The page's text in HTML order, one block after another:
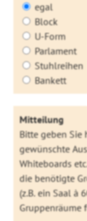
egal
Block
U-Form
Parlament
Stuhlreihen
Bankett
Mitteilung
Bitte geben Sie
gewünschte
Whiteboards
die benötigte
(z.B. ein Saal à
Gruppenräume